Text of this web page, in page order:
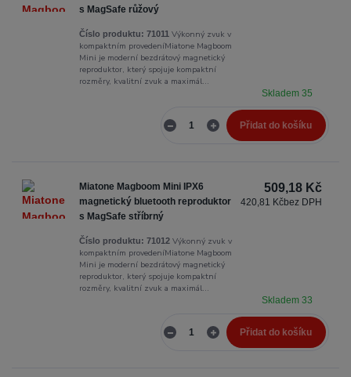
s MagSafe růžový
Číslo produktu: 71011 Výkonný zvuk v
kompaktním provedeníMiatone Magboom
Mini je moderní bezdrátový magnetický
reproduktor, který spojuje kompaktní
rozměry, kvalitní zvuk a maximál...
Skladem 35
Přidat do košíku
Miatone Magboom Mini IPX6
magnetický bluetooth reproduktor
s MagSafe stříbrný
Číslo produktu: 71012Výkonný zvuk v
kompaktním provedeníMiatone Magboom
Mini je moderní bezdrátový magnetický
reproduktor, který spojuje kompaktní
rozměry, kvalitní zvuk a maximál...
509,18 Kč
420,81 Kčbez DPH
Skladem 33
Přidat do košíku